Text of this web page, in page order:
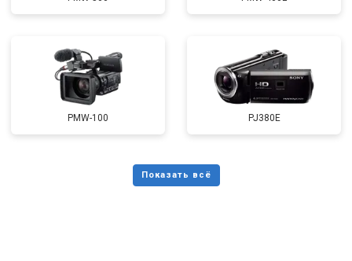
PMW-100 PJ380E